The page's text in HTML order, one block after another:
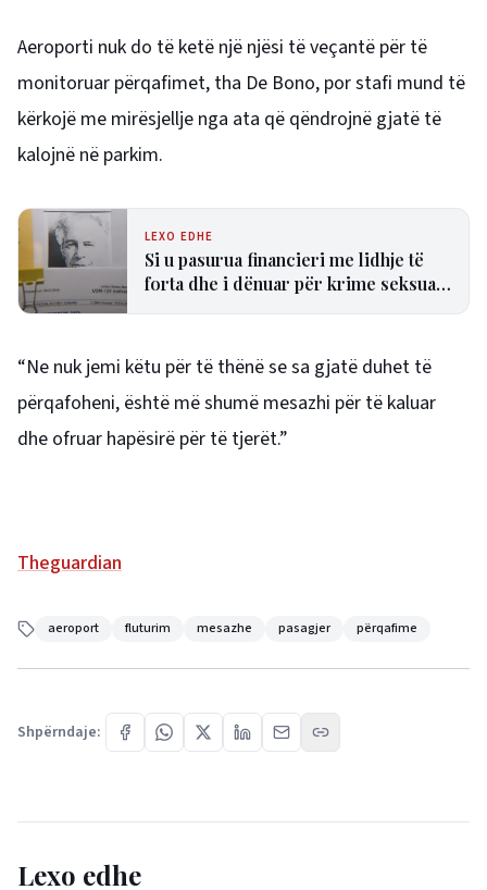
Aeroporti nuk do të ketë një njësi të veçantë për të
monitoruar përqafimet, tha De Bono, por stafi mund të
kërkojë me mirësjellje nga ata që qëndrojnë gjatë të
kalojnë në parkim.
LEXO EDHE
Si u pasurua financieri me lidhje të
forta dhe i dënuar për krime seksuale
“Ne nuk jemi këtu për të thënë se sa gjatë duhet të
përqafoheni, është më shumë mesazhi për të kaluar
dhe ofruar hapësirë për të tjerët.”
Theguardian
aeroport fluturim mesazhe pasagjer përqafime
Shpërndaje:
Lexo edhe